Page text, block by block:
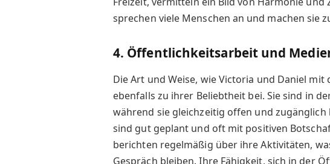
sprechen viele Menschen an und machen sie
4. Öffentlichkeitsarbeit und
Die Art und Weise, wie Victoria und Daniel
ebenfalls zu ihrer Beliebtheit bei. Sie sind in
während sie gleichzeitig offen und
sind gut geplant und oft mit positiven
berichten regelmäßig über ihre Aktivitäten,
Gespräch bleiben. Ihre Fähigkeit, sich in der